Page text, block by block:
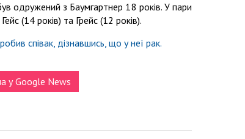
одружений з Баумгартнер 18 років. У пари
(14 років) та Грейс (12 років).
співак, дізнавшись, що у неї рак.
у Google News